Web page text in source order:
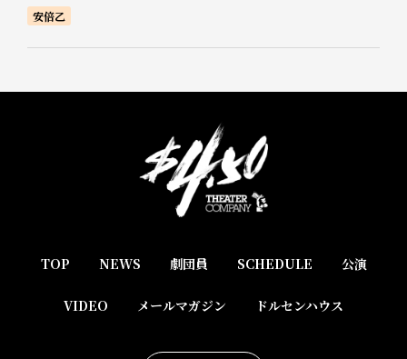
安倍乙
TOP NEWS 劇団員 SCHEDULE 公演
VIDEO メールマガジン ドルセンハウス